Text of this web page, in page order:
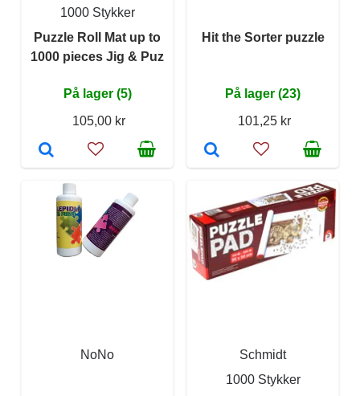
1000 Stykker
Puzzle Roll Mat up to
1000 pieces Jig & Puz
På lager (5)
105,00 kr
Hit the Sorter puzzle
På lager (23)
101,25 kr
NoNo
Schmidt
1000 Stykker